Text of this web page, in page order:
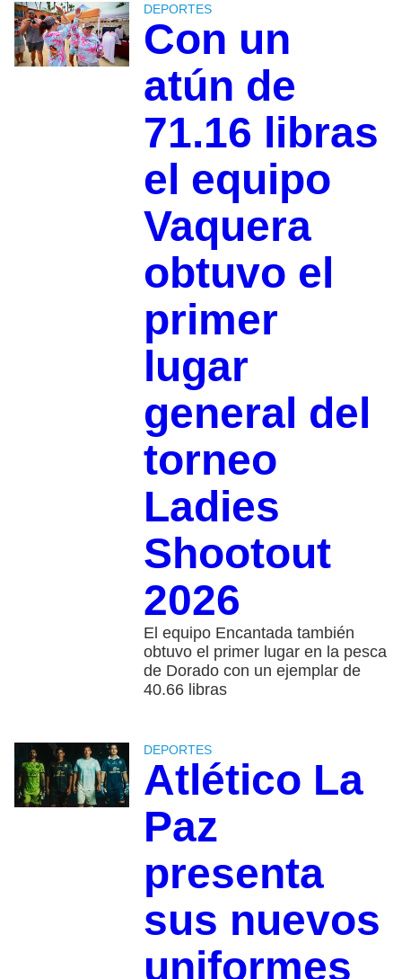
DEPORTES
Con un
atún de
71.16 libras
el equipo
Vaquera
obtuvo el
primer
lugar
general del
torneo
Ladies
Shootout
2026
El equipo Encantada también
obtuvo el primer lugar en la pesca
de Dorado con un ejemplar de
40.66 libras
DEPORTES
Atlético La
Paz
presenta
sus nuevos
uniformes